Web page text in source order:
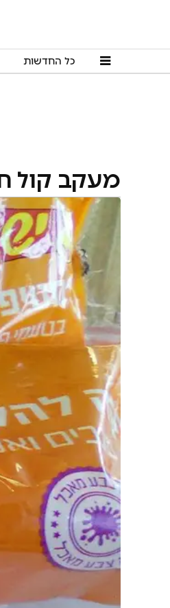
כל החדשות
מעקב קול